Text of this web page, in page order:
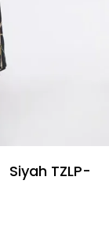
Siyah TZLP-